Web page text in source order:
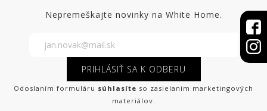
Nepremeškajte novinky na White Home.
PRIHLÁSIŤ SA K ODBERU
Odoslaním formuláru súhlasíte so zasielaním marketingových
materiálov.